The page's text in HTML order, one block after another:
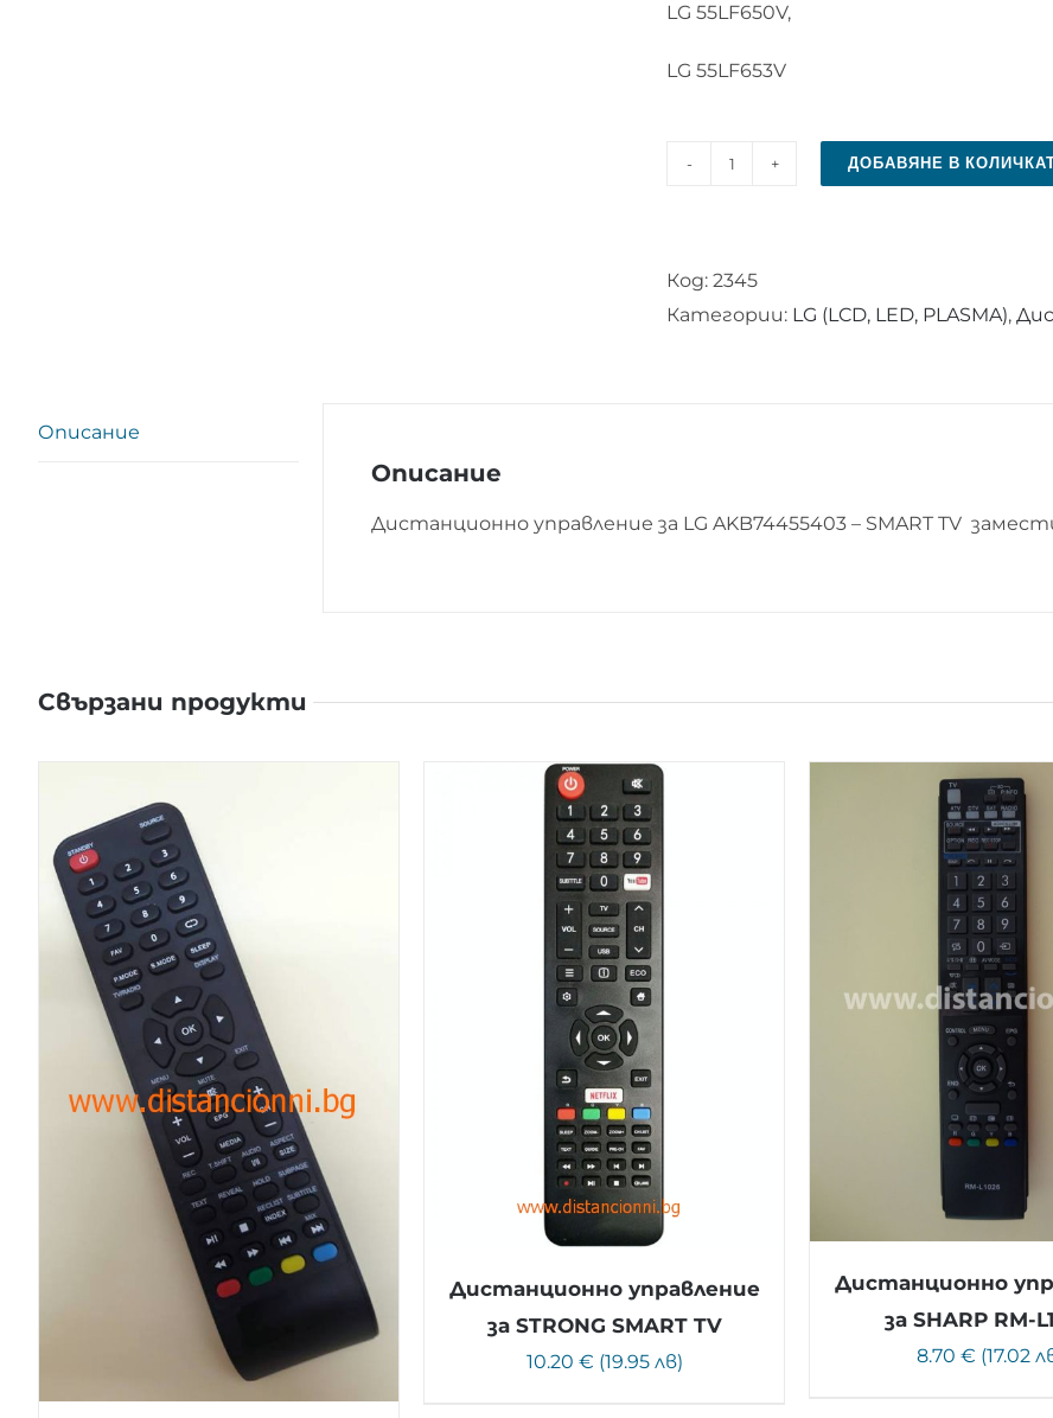
LG 55LF650V,
LG 55LF653V
количество
управление
за
ДОБАВЯНЕ В
Код: 2345
Категории: LG (LCD, LED, PLASMA),
Описание
Описание
Дистанционно управление за LG AKB74455403 – SMART TV
Свързани продукти
Дистанционно управление
за STRONG SMART TV
10.20 € (19.95 лв)
Дистанционно
за SHARP RM-
8.70 € (17.02